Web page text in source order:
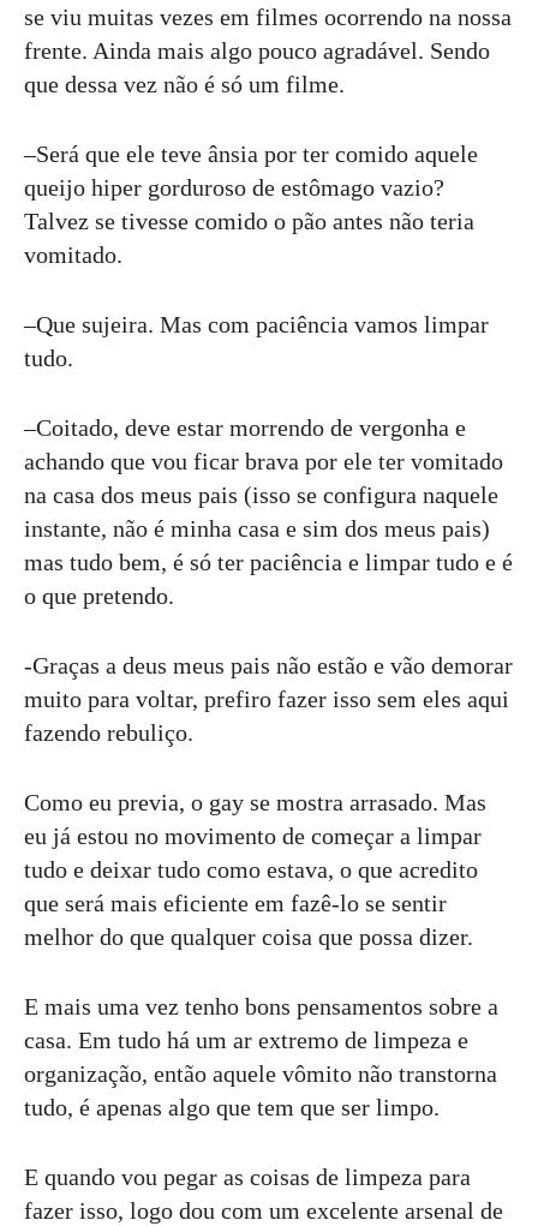
se viu muitas vezes em filmes ocorrendo na nossa
frente. Ainda mais algo pouco agradável. Sendo
que dessa vez não é só um filme.
–Será que ele teve ânsia por ter comido aquele
queijo hiper gorduroso de estômago vazio?
Talvez se tivesse comido o pão antes não teria
vomitado.
–Que sujeira. Mas com paciência vamos limpar
tudo.
–Coitado, deve estar morrendo de vergonha e
achando que vou ficar brava por ele ter vomitado
na casa dos meus pais (isso se configura naquele
instante, não é minha casa e sim dos meus pais)
mas tudo bem, é só ter paciência e limpar tudo e é
o que pretendo.
-Graças a deus meus pais não estão e vão demorar
muito para voltar, prefiro fazer isso sem eles aqui
fazendo rebuliço.
Como eu previa, o gay se mostra arrasado. Mas
eu já estou no movimento de começar a limpar
tudo e deixar tudo como estava, o que acredito
que será mais eficiente em fazê-lo se sentir
melhor do que qualquer coisa que possa dizer.
E mais uma vez tenho bons pensamentos sobre a
casa. Em tudo há um ar extremo de limpeza e
organização, então aquele vômito não transtorna
tudo, é apenas algo que tem que ser limpo.
E quando vou pegar as coisas de limpeza para
fazer isso, logo dou com um excelente arsenal de